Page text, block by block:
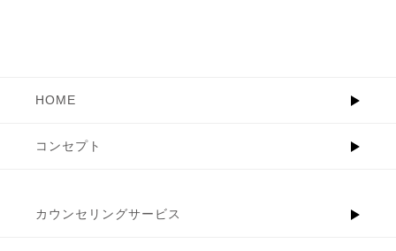
HOME
コンセプト
カウンセリングサービス